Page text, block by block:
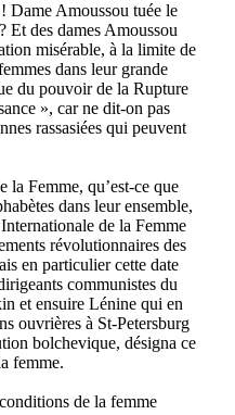
Dame Amoussou tuée le
Et des dames Amoussou
misérable, à la limite de
dans leur grande
du pouvoir de la Rupture
», car ne dit-on pas
rassasiées qui peuvent
la Femme, qu’est-ce que
dans leur ensemble,
de la Femme
révolutionnaires des
en particulier cette date
communistes du
et ensuire Lénine qui en
ouvrières à St-Petersburg
bolchevique, désigna ce
femme.
de la femme